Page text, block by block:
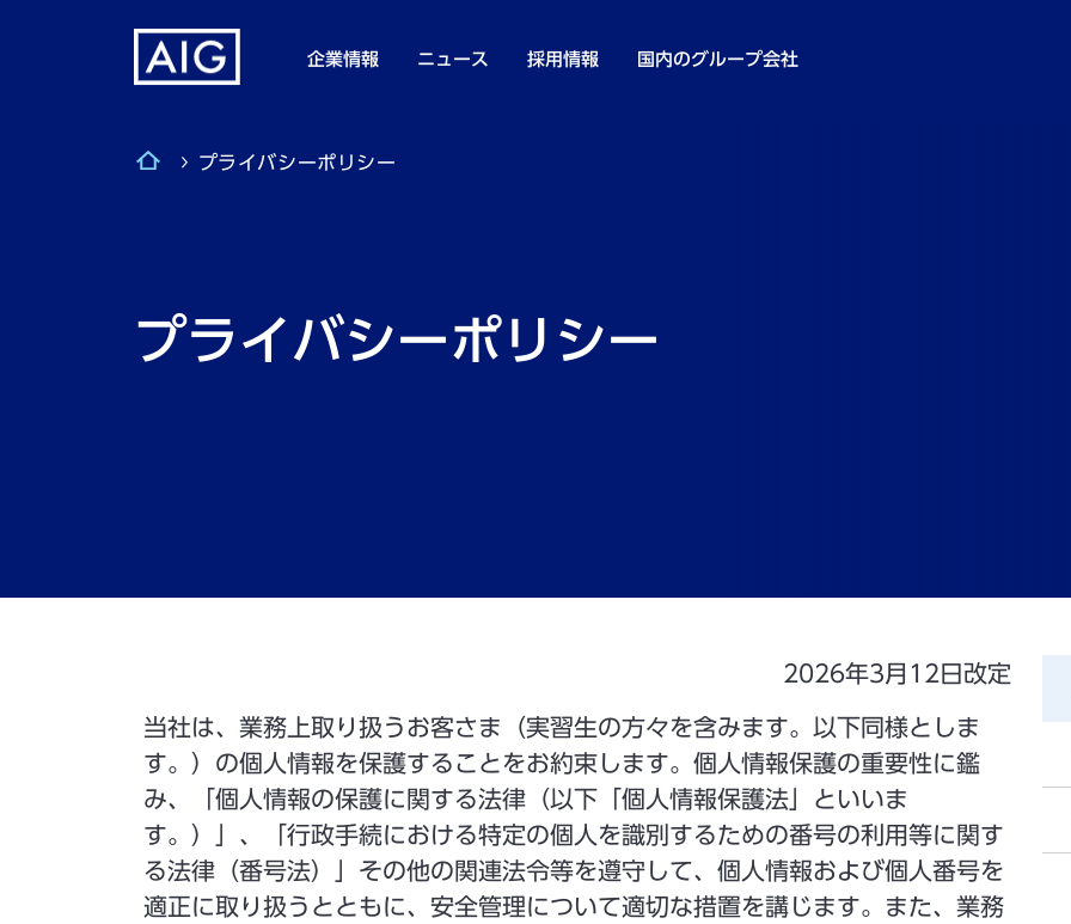
企業情報 ニュース 採用情報 国内のグループ会社
プライバシーポリシー
プライバシーポリシー
2026年3月12日改定
当社は、業務上取り扱うお客さま（実習生の方々を含みます。以下同様としま
す。）の個人情報を保護することをお約束します。個人情報保護の重要性に鑑
み、「個人情報の保護に関する法律（以下「個人情報保護法」といいま
す。）」、「行政手続における特定の個人を識別するための番号の利用等に関す
る法律（番号法）」その他の関連法令等を遵守して、個人情報および個人番号を
適正に取り扱うとともに、安全管理について適切な措置を講じます。また、業務